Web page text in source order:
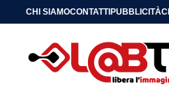
CHI SIAMOCONTATTIPUBBLICITÀ